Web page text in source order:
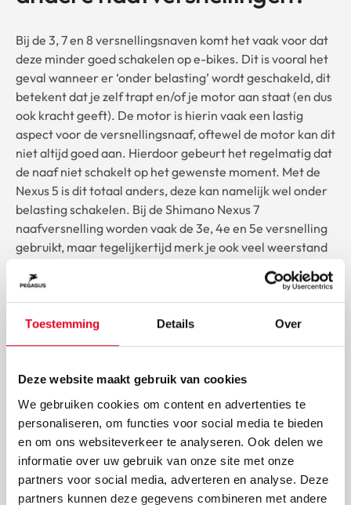
Toestemming Details Over
Deze website maakt gebruik van cookies
We gebruiken cookies om content en advertenties te
personaliseren, om functies voor social media te bieden
en om ons websiteverkeer te analyseren. Ook delen we
informatie over uw gebruik van onze site met onze
partners voor social media, adverteren en analyse. Deze
partners kunnen deze gegevens combineren met andere
Bij de 3, 7 en 8 versnellingsnaven komt het vaak voor dat
deze minder goed schakelen op e-bikes. Dit is vooral het
geval wanneer er ‘onder belasting’ wordt geschakeld, dit
betekent dat je zelf trapt en/of je motor aan staat (en dus
ook kracht geeft). De motor is hierin vaak een lastig
aspect voor de versnellingsnaaf, oftewel de motor kan dit
niet altijd goed aan. Hierdoor gebeurt het regelmatig dat
de naaf niet schakelt op het gewenste moment. Met de
Nexus 5 is dit totaal anders, deze kan namelijk wel onder
belasting schakelen. Bij de Shimano Nexus 7
naafversnelling worden vaak de 3e, 4e en 5e versnelling
gebruikt, maar tegelijkertijd merk je ook veel weerstand
Het schakelbereik
Een groot verschil met de andere naaf versnellingen is
versnellingen even groot is, dit is bij de andere naven niet
het geval. Het totale bereik (hoeveel % de zwaarste
versnelling zwaarder is dan de lichtste versnelling) is
263%. Dit betekent dat de de lichtste versnelling 2.63
omwentelingen meer maakt dan de zwaarste
versnelling. Bij de Nexus 7 is dit bijvoorbeeld 244% en bij
de Nexus 8 is het schakelbereik 307%.